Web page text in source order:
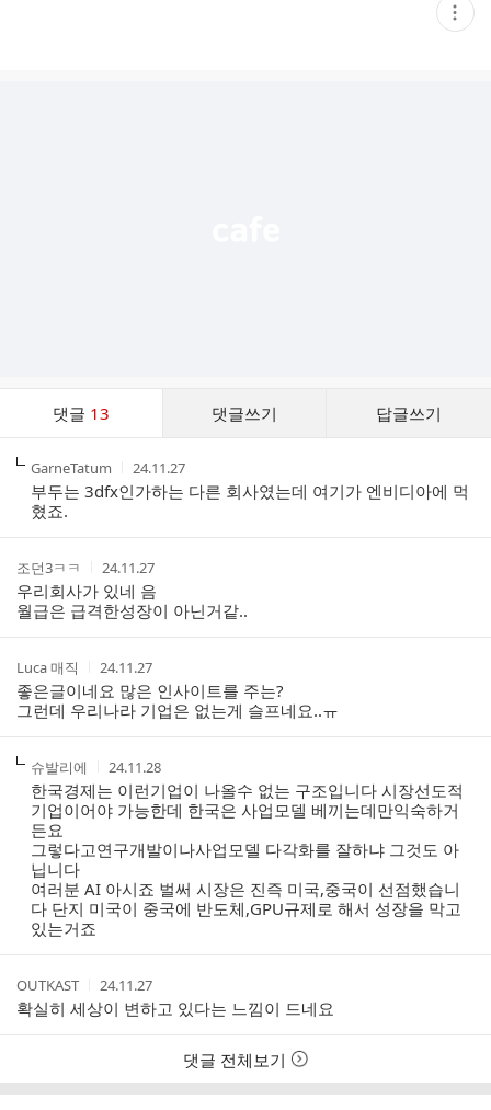
현
재
댓글 13 댓글쓰기 답글쓰기
트
작
성
자
GarneTatum
작
성
시
24.11.27
부두는 3dfx인가하는 다른 회사였는데 여기가 엔비디아에 먹
혔죠.
작
성
자
조던3ㅋㅋ
작
성
시
간
24.11.27
우리회사가 있네 음
월급은 급격한성장이 아닌거같..
작
성
자
Luca 매직
작
성
시
간
24.11.27
좋은글이네요 많은 인사이트를 주는?
그런데 우리나라 기업은 없는게 슬프네요..ㅠ
작
성
자
슈발리에
작
성
시
간
24.11.28
한국경제는 이런기업이 나올수 없는 구조입니다 시장선도적
기업이어야 가능한데 한국은 사업모델 베끼는데만익숙하거
든요
그렇다고연구개발이나사업모델 다각화를 잘하냐 그것도 아
닙니다
여러분 AI 아시죠 벌써 시장은 진즉 미국,중국이 선점했습니
다 단지 미국이 중국에 반도체,GPU규제로 해서 성장을 막고
있는거죠
작
성
자
OUTKAST
작
성
시
간
24.11.27
확실히 세상이 변하고 있다는 느낌이 드네요
댓글 전체보기